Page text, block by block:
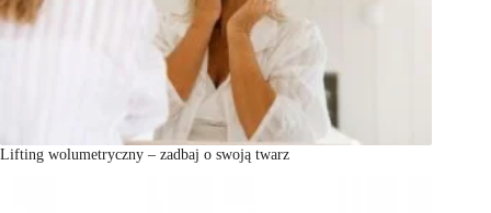
Lifting wolumetryczny – zadbaj o swoją twarz